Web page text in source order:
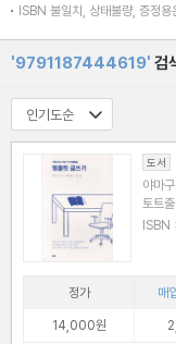
ISBN 불일치, 상태불량, 증정용
'9791187444619' 검
도서
야마
토트
정가 매
14,000원